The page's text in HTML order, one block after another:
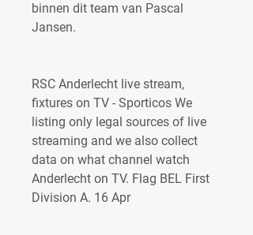
binnen dit team van Pascal
Jansen.
RSC Anderlecht live stream,
fixtures on TV - Sporticos We
listing only legal sources of live
streaming and we also collect
data on what channel watch
Anderlecht on TV. Flag BEL First
Division A. 16 Apr